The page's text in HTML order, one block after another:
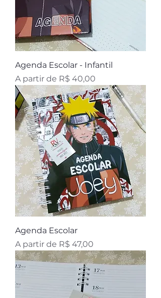
Agenda Escolar - Infantil
A partir de R$ 40,00
Preço promocional
Agenda Escolar
A partir de R$ 47,00
Preço promocional